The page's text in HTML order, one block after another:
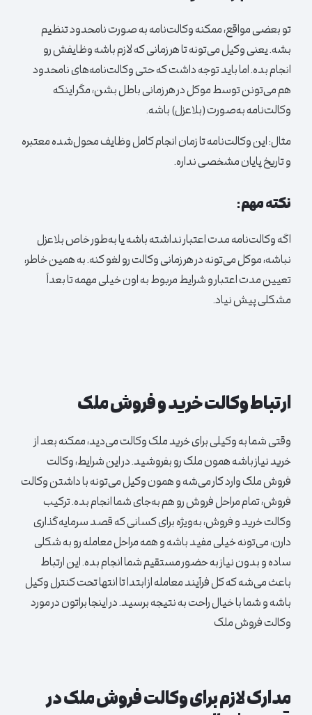
تو بعضی مواقع، ممکنه وکالت‌نامه به صورت نامحدود تنظیم
بشه. یعنی وکیل می‌تونه تا هر زمانی که لازم باشه وظایفش رو
انجام بده. اما باید توجه داشت که حتی وکالت‌نامه‌های نامحدود
هم می‌تونن توسط موکل در هر زمانی باطل بشن، مگر اینکه
وکالت‌نامه به‌صورت (بلاعزل) باشه.
مثال:این وکالت‌نامه تا زمان انجام کامل وظایف محول‌شده معتبره
و تاریخ پایان مشخصی نداره.
نکته مهم:
اگه وکالت‌نامه مدت اعتبار نداشته باشه یا به‌طور خاص بلاعزل
نباشه، موکل می‌تونه در هر زمانی وکالت رو لغو کنه. به همین خاطر،
تعیین مدت اعتبار و شرایط مربوط به اون خیلی مهمه تا بعداً
مشکلی پیش نیاد.
ارتباط وکالت خرید و فروش ملک
وقتی شما به وکیلی برای خرید ملک وکالت می‌دید، ممکنه بعد از
خرید نیاز باشه همون ملک رو بفروشید. در این شرایط، وکالت
فروش ملک وارد کار می‌شه و همون وکیل می‌تونه با داشتن وکالت
فروش، تمام مراحل فروش رو هم به‌جای شما انجام بده. ترکیب
وکالت خرید و فروش، به‌ویژه برای کسانی که قصد سرمایه‌گذاری
دارن، می‌تونه خیلی مفید باشه و همه مراحل معامله رو به شکلی
ساده و بدون نیاز به حضور مستقیم شما انجام بده. این ارتباط
باعث می‌شه که کل فرآیند معامله از ابتدا تا انتها تحت کنترل وکیل
باشه و شما با خیال راحت به نتیجه برسید. در اینجا براتون در مورد
وکالت فروش ملک
مدارک لازم برای وکالت فروش ملک در